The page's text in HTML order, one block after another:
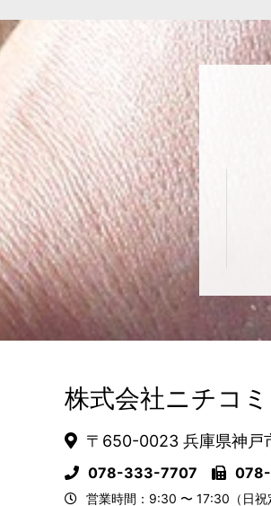
株式会社ニチコミ
〒650-0023 兵庫県神戸
078-333-7707
営業時間：9:30 〜 17:30（日祝